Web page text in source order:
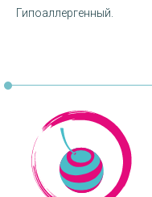
Гипоаллергенный.